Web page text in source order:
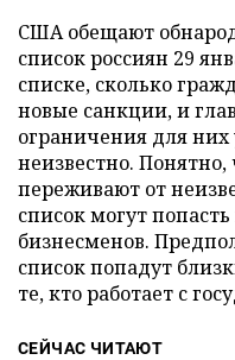
США обещают
список россиян 29
списке, сколько
новые санкции, и
ограничения для них
неизвестно.
переживают от
список могут
бизнесменов.
список попадут
те, кто работает с
СЕЙЧАС ЧИТАЮТ